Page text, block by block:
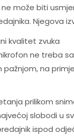
može biti
Njegova
kvalitet zvuka
ne treba
na
prilikom
slobodi u
ispod